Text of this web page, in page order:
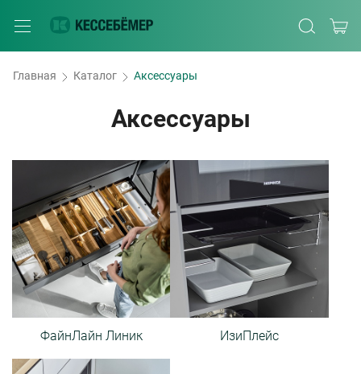
Главная Каталог Аксессуары
Аксессуары
ФайнЛайн Линик ИзиПлейс